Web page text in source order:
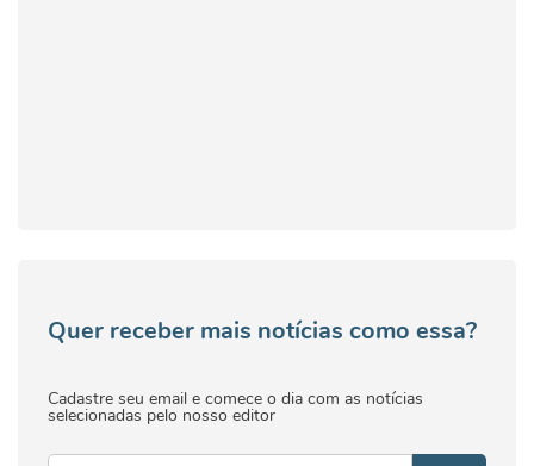
Quer receber mais notícias como essa?
Cadastre seu email e comece o dia com as notícias
selecionadas pelo nosso editor